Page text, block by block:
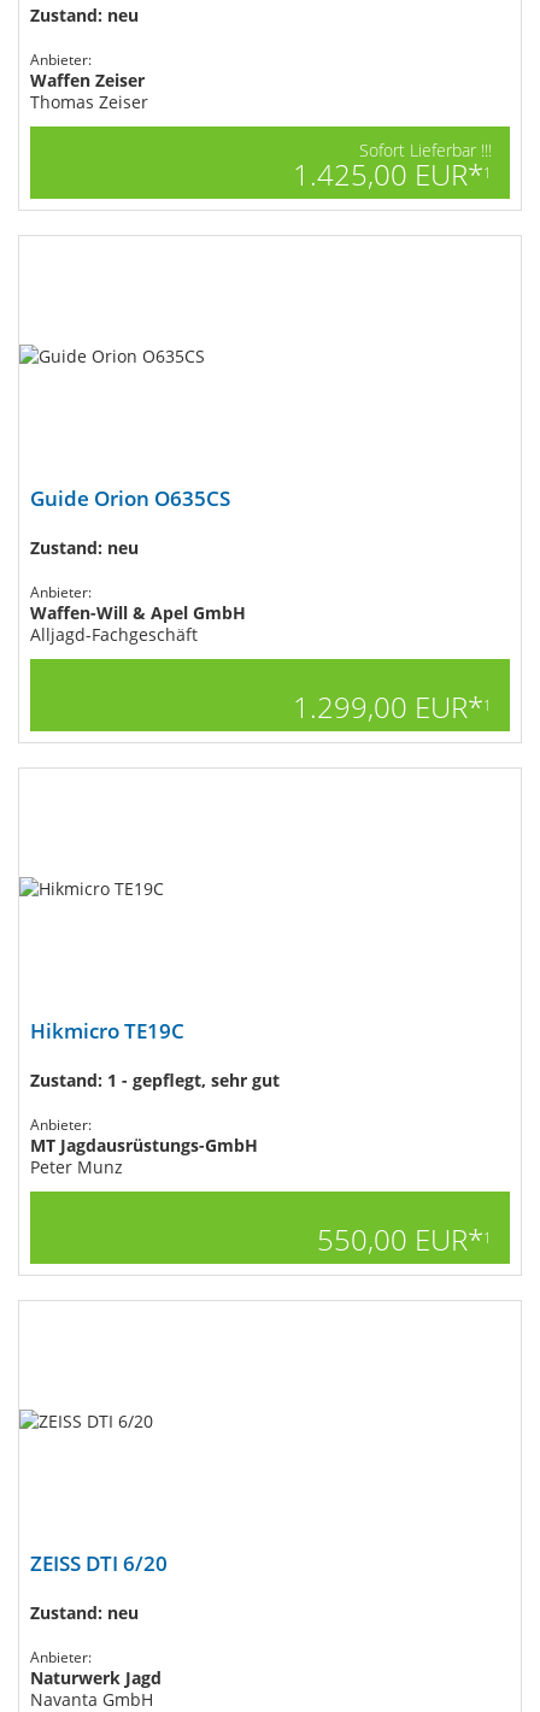
Zustand: neu
Anbieter:
Waffen Zeiser
Thomas Zeiser
Sofort Lieferbar !!!
1.425,00 EUR*1
Guide Orion O635CS
Zustand: neu
Anbieter:
Waffen-Will & Apel GmbH
Alljagd-Fachgeschäft
1.299,00 EUR*1
Hikmicro TE19C
Zustand: 1 - gepflegt, sehr gut
Anbieter:
MT Jagdausrüstungs-GmbH
Peter Munz
550,00 EUR*1
ZEISS DTI 6/20
Zustand: neu
Anbieter:
Naturwerk Jagd
Navanta GmbH